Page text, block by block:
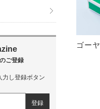
ゴー
力し登録ボタン